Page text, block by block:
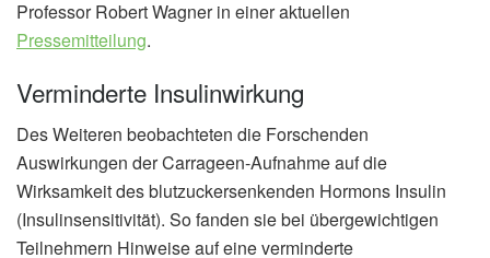
Professor Robert Wagner in einer aktuellen
Pressemitteilung.
Verminderte Insulinwirkung
Des Weiteren beobachteten die Forschenden
Auswirkungen der Carrageen-Aufnahme auf die
Wirksamkeit des blutzuckersenkenden Hormons Insulin
(Insulinsensitivität). So fanden sie bei übergewichtigen
Teilnehmern Hinweise auf eine verminderte